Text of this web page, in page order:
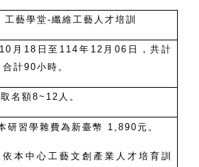
工藝學堂-纖維工藝人才培訓
月18日至114年12月06日，共計
，合計90小時。
名額8~12人。
研習學雜費為新臺幣 1,890元。
本中心工藝文創產業人才培育訓